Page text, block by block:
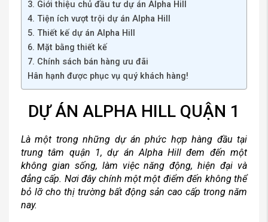
3. Giới thiệu chủ đầu tư dự án Alpha Hill
4. Tiện ích vượt trội dự án Alpha Hill
5. Thiết kế dự án Alpha Hill
6. Mặt bằng thiết kế
7. Chính sách bán hàng ưu đãi
Hân hạnh được phục vụ quý khách hàng!
DỰ ÁN ALPHA HILL QUẬN 1
Là một trong những dự án phức hợp hàng đầu tại
trung tâm quận 1, dự án Alpha Hill đem đến một
không gian sống, làm việc năng động, hiện đại và
đẳng cấp. Nơi đây chính một một điểm đến không thể
bỏ lỡ cho thị trường bất động sản cao cấp trong năm
nay.